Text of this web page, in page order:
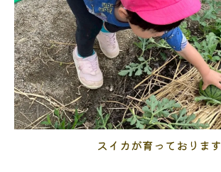
スイカが育っております